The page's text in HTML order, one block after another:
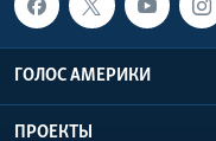
ГОЛОС АМЕРИКИ
ПРОЕКТЫ